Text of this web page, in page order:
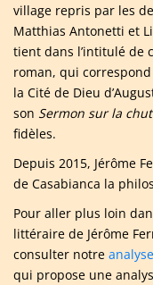
village repris par les
Matthias Antonetti et
tient dans l’intitulé de
roman, qui
la Cité de Dieu
son Sermon sur la
fidèles.
Depuis 2015, Jérôme
de Casabianca la
Pour aller plus loin
littéraire de Jérôme
consulter notre
qui propose une